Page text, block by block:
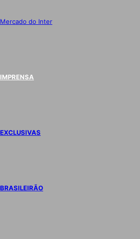
Mercado do Inter
IMPRENSA
EXCLUSIVAS
BRASILEIRÃO